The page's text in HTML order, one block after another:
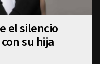
el silencio
su hija